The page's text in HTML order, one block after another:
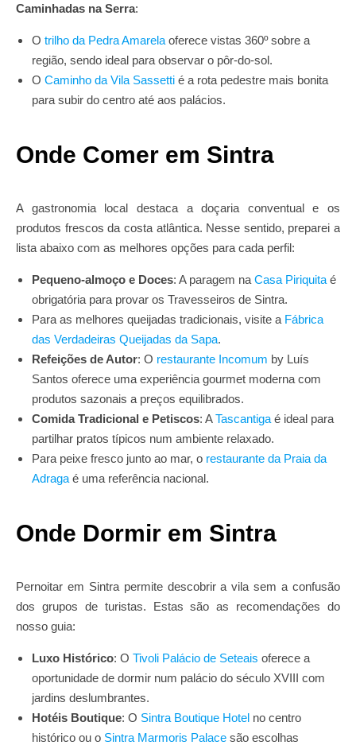
Caminhadas na Serra:
O trilho da Pedra Amarela oferece vistas 360º sobre a
região, sendo ideal para observar o pôr-do-sol.
O Caminho da Vila Sassetti é a rota pedestre mais bonita
para subir do centro até aos palácios.
Onde Comer em Sintra
A gastronomia local destaca a doçaria conventual e os
produtos frescos da costa atlântica. Nesse sentido, preparei a
lista abaixo com as melhores opções para cada perfil:
Pequeno-almoço e Doces: A paragem na Casa Piriquita é
obrigatória para provar os Travesseiros de Sintra.
Para as melhores queijadas tradicionais, visite a Fábrica
das Verdadeiras Queijadas da Sapa.
Refeições de Autor: O restaurante Incomum by Luís
Santos oferece uma experiência gourmet moderna com
produtos sazonais a preços equilibrados.
Comida Tradicional e Petiscos: ATascantiga é ideal para
partilhar pratos típicos num ambiente relaxado.
Para peixe fresco junto ao mar, o restaurante da Praia da
Adraga é uma referência nacional.
Onde Dormir em Sintra
Pernoitar em Sintra permite descobrir a vila sem a confusão
dos grupos de turistas. Estas são as recomendações do
nosso guia:
Luxo Histórico: O Tivoli Palácio de Seteais oferece a
oportunidade de dormir num palácio do século XVIII com
jardins deslumbrantes.
Hotéis Boutique: O Sintra Boutique Hotel no centro
histórico ou o Sintra Marmoris Palace são escolhas